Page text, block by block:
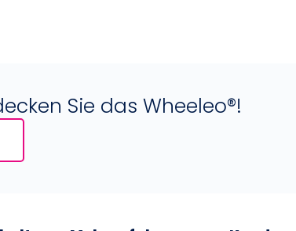
Sie das Wheeleo®!